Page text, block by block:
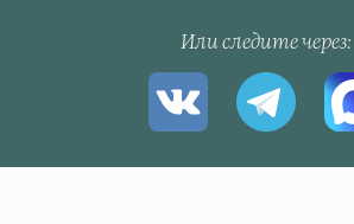
Или следите через